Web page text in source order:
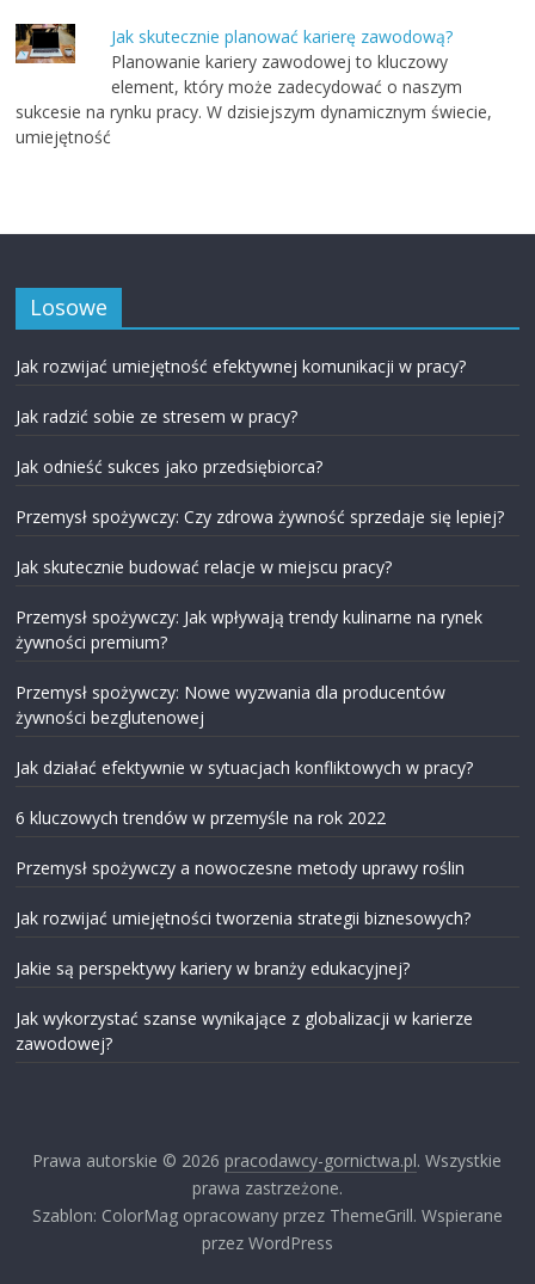
Jak skutecznie planować karierę zawodową?
Planowanie kariery zawodowej to kluczowy
element, który może zadecydować o naszym
sukcesie na rynku pracy. W dzisiejszym dynamicznym świecie,
umiejętność
Losowe
Jak rozwijać umiejętność efektywnej komunikacji w pracy?
Jak radzić sobie ze stresem w pracy?
Jak odnieść sukces jako przedsiębiorca?
Przemysł spożywczy: Czy zdrowa żywność sprzedaje się lepiej?
Jak skutecznie budować relacje w miejscu pracy?
Przemysł spożywczy: Jak wpływają trendy kulinarne na rynek
żywności premium?
Przemysł spożywczy: Nowe wyzwania dla producentów
żywności bezglutenowej
Jak działać efektywnie w sytuacjach konfliktowych w pracy?
6 kluczowych trendów w przemyśle na rok 2022
Przemysł spożywczy a nowoczesne metody uprawy roślin
Jak rozwijać umiejętności tworzenia strategii biznesowych?
Jakie są perspektywy kariery w branży edukacyjnej?
Jak wykorzystać szanse wynikające z globalizacji w karierze
zawodowej?
Prawa autorskie © 2026 pracodawcy-gornictwa.pl. Wszystkie
prawa zastrzeżone.
Szablon: ColorMag opracowany przez ThemeGrill. Wspierane
przez WordPress